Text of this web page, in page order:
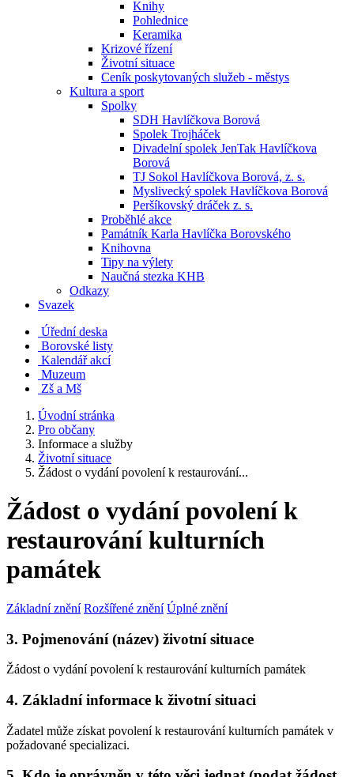
Knihy
Pohlednice
Keramika
Krizové řízení
Životní situace
Ceník poskytovaných služeb - městys
Kultura a sport
Spolky
SDH Havlíčkova Borová
Spolek Trojháček
Divadelní spolek JenTak Havlíčkova
Borová
TJ Sokol Havlíčkova Borová, z. s.
Myslivecký spolek Havlíčkova Borová
Peršíkovský dráček z. s.
Proběhlé akce
Památník Karla Havlíčka Borovského
Knihovna
Tipy na výlety
Naučná stezka KHB
Odkazy
Svazek
Úřední deska
Borovské listy
Kalendář akcí
Muzeum
Zš a Mš
Úvodní stránka
Pro občany
Informace a služby
Životní situace
Žádost o vydání povolení k restaurování...
Žádost o vydání povolení k
restaurování kulturních
památek
Základní znění Rozšířené znění Úplné znění
3. Pojmenování (název) životní situace
Žádost o vydání povolení k restaurování kulturních památek
4. Základní informace k životní situaci
Žadatel může získat povolení k restaurování kulturních památek v
požadované specializaci.